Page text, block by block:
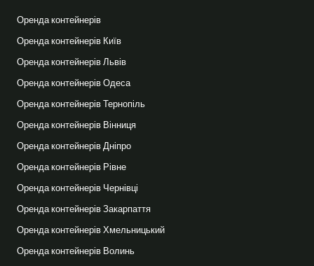
Оренда контейнерів
Оренда контейнерів Київ
Оренда контейнерів Львів
Оренда контейнерів Одеса
Оренда контейнерів Тернопіль
Оренда контейнерів Вінниця
Оренда контейнерів Дніпро
Оренда контейнерів Рівне
Оренда контейнерів Чернівці
Оренда контейнерів Закарпаття
Оренда контейнерів Хмельницький
Оренда контейнерів Волинь